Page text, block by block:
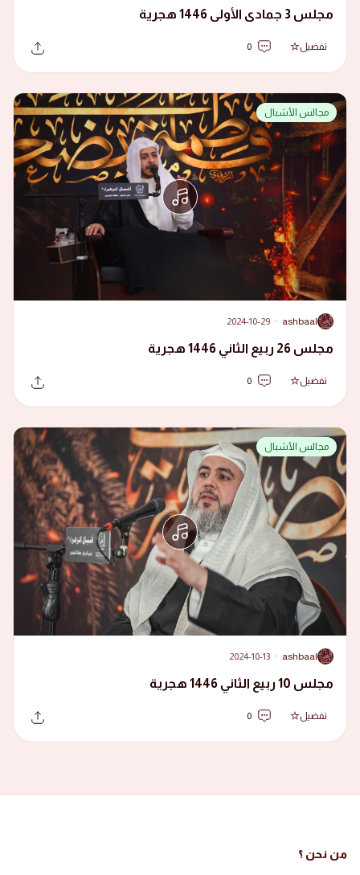
مجلس 3 جمادى الأولى 1446 هجرية
تفضيل 0
مجالس الأشبال
A
ashbaal
·
2024-10-29
مجلس 26 ربيع الثاني 1446 هجرية
تفضيل 0
مجالس الأشبال
A
ashbaal
·
2024-10-13
مجلس 10 ربيع الثاني 1446 هجرية
تفضيل 0
من نحن ؟